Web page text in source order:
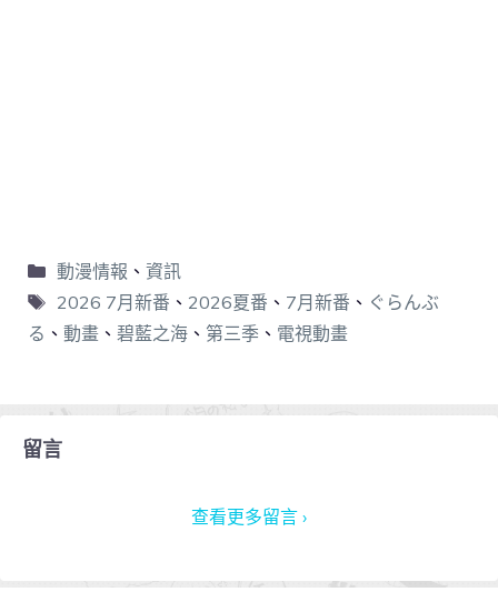
動漫情報 、 資訊
2026 7月新番 、 2026夏番 、 7月新番 、 ぐらんぶ
る 、 動畫 、 碧藍之海 、 第三季 、 電視動畫
留言
查看更多留言 ›